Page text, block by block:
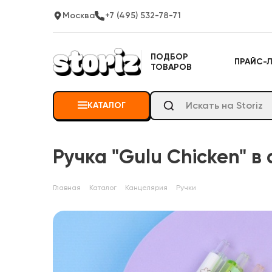
Москва +7 (495) 532-78-71
ПОДБОР
ТОВАРОВ
ПРАЙС-
КАТАЛОГ
Ручка "Gulu Chicken" в
Главная Каталог Канцелярия Ручки